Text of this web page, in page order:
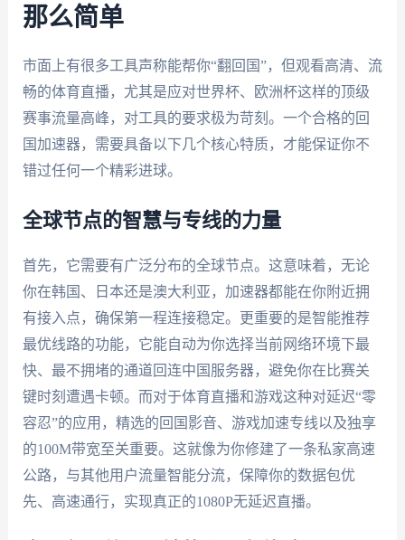
那么简单
市面上有很多工具声称能帮你“翻回国”，但观看高清、流
畅的体育直播，尤其是应对世界杯、欧洲杯这样的顶级
赛事流量高峰，对工具的要求极为苛刻。一个合格的回
国加速器，需要具备以下几个核心特质，才能保证你不
错过任何一个精彩进球。
全球节点的智慧与专线的力量
首先，它需要有广泛分布的全球节点。这意味着，无论
你在韩国、日本还是澳大利亚，加速器都能在你附近拥
有接入点，确保第一程连接稳定。更重要的是智能推荐
最优线路的功能，它能自动为你选择当前网络环境下最
快、最不拥堵的通道回连中国服务器，避免你在比赛关
键时刻遭遇卡顿。而对于体育直播和游戏这种对延迟“零
容忍”的应用，精选的回国影音、游戏加速专线以及独享
的100M带宽至关重要。这就像为你修建了一条私家高速
公路，与其他用户流量智能分流，保障你的数据包优
先、高速通行，实现真正的1080P无延迟直播。